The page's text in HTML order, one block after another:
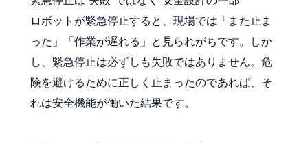
ロボットが緊急停止すると、現場では「また止ま
った」「作業が遅れる」と見られがちです。しか
し、緊急停止は必ずしも失敗ではありません。危
険を避けるために正しく止まったのであれば、そ
れは安全機能が働いた結果です。